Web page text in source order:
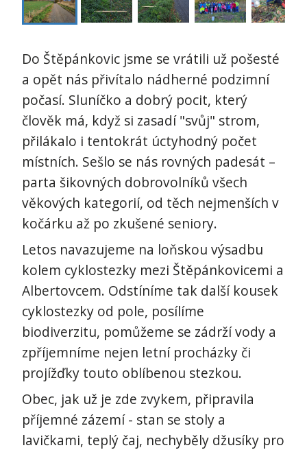
Do Štěpánkovic jsme se vrátili už pošesté
a opět nás přivítalo nádherné podzimní
počasí. Sluníčko a dobrý pocit, který
člověk má, když si zasadí "svůj" strom,
přilákalo i tentokrát úctyhodný počet
místních. Sešlo se nás rovných padesát –
parta šikovných dobrovolníků všech
věkových kategorií, od těch nejmenších v
kočárku až po zkušené seniory.
Letos navazujeme na loňskou výsadbu
kolem cyklostezky mezi Štěpánkovicemi a
Albertovcem. Odstíníme tak další kousek
cyklostezky od pole, posílíme
biodiverzitu, pomůžeme se zádrží vody a
zpříjemníme nejen letní procházky či
projížďky touto oblíbenou stezkou.
Obec, jak už je zde zvykem, připravila
příjemné zázemí - stan se stoly a
lavičkami, teplý čaj, nechyběly džusíky pro